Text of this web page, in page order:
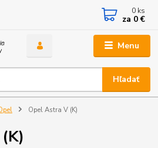
Menu
Hľadať
0 ks
za 0 €
Opel Astra V (K)